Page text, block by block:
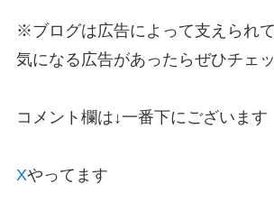
※ブログは広告によって支えられ
気になる広告があったらぜひチェッ
コメント欄は↓一番下にございます
Xやってます